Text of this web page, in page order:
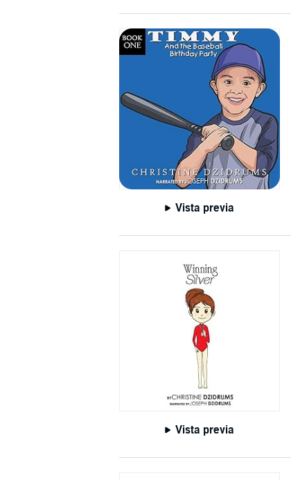
Vista previa
Vista previa